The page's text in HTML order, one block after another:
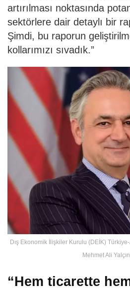
artırılması noktasında
sektörlere dair detaylı bir
Şimdi, bu raporun
kollarımızı sıvadık.”
Dış Ekonomik İlişkiler Kurulu (DEİK)
Mehmet Ali
“Hem ticarette